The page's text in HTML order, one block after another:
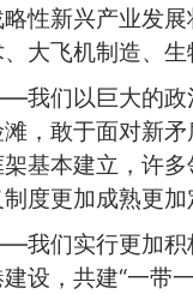
性新兴产业发
大飞机制造、生
我们以巨大的政
，敢于面对新
基本建立，许
度更加成熟更
我们实行更加积
设，共建“一带